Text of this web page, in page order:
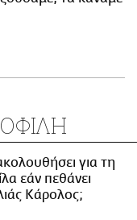
για τη
εάν πεθάνει
Κάρολος;